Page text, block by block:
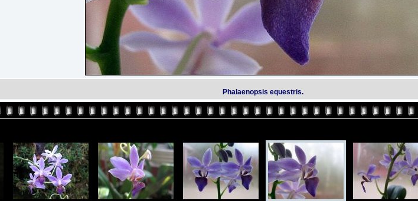
Phalaenopsis equestris.